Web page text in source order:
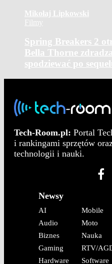
Mikołaj Lipkowski
Filmy
Spring Breakers 2
Bella Thorne
spodziewać po
Tech-Room.pl: Portal
i rankingami sprzętów
technologii i nauki.
Newsy
AI
Audio
Biznes
Gaming
Hardware
Mobile
Moto
Nauka
RTV/
Software